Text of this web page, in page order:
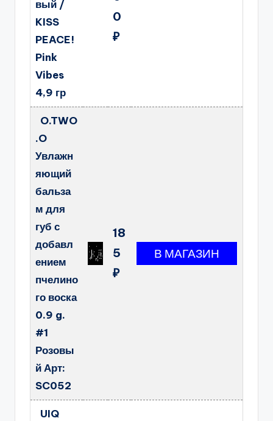
вый /
KISS
PEACE!
Pink
Vibes
4,9 гр
0
₽
O.TWO
.O
Увлажн
яющий
бальза
м для
губ с
добавл
ением
пчелино
го воска
0.9 g.
#1
Розовы
й Арт:
SC052
18
5
₽
UIQ